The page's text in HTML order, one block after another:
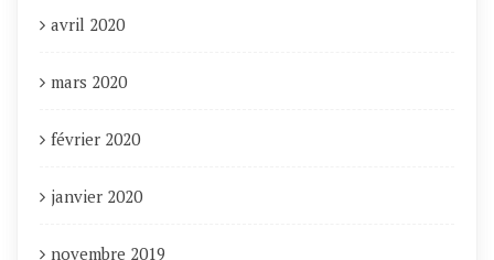
avril 2020
mars 2020
février 2020
janvier 2020
novembre 2019